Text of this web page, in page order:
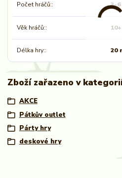
Počet hráčů: 3-6
Věk hráčů: 10+
Délka hry: 20
Zboží zařazeno v
AKCE
Pátkův outlet
Párty hry
deskové hry